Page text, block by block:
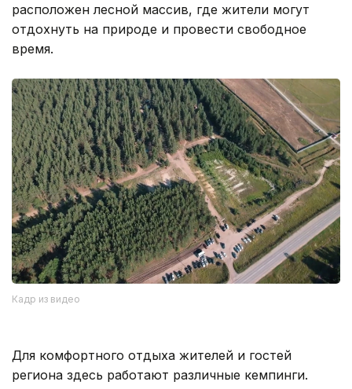
расположен лесной массив, где жители могут
отдохнуть на природе и провести свободное
время.
Кадр из видео
Для комфортного отдыха жителей и гостей
региона здесь работают различные кемпинги.